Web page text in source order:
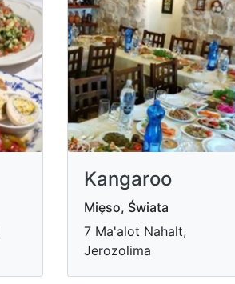
Kangaroo
Mięso, Świata
7 Ma'alot Nahalt,
Jerozolima